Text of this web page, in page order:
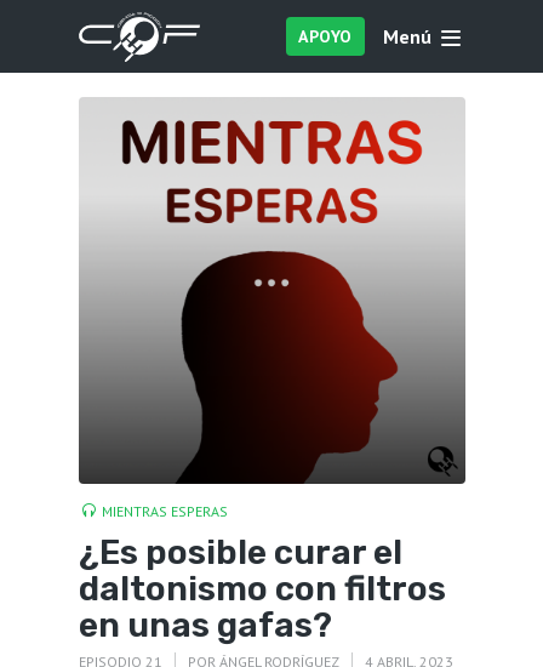
APOYO Menú
MIENTRAS ESPERAS
¿Es posible curar el
daltonismo con filtros
en unas gafas?
EPISODIO 21 POR ÁNGEL RODRÍGUEZ 4 ABRIL, 2023